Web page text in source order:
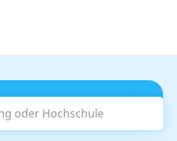
oder Hochschule
Suchen